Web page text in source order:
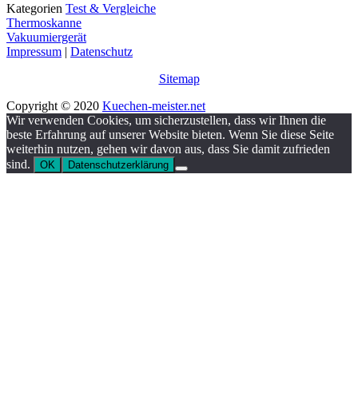
Kategorien Test & Vergleiche
Thermoskanne
Vakuumiergerät
Impressum | Datenschutz
Sitemap
Copyright © 2020 Kuechen-meister.net
Wir verwenden Cookies, um sicherzustellen, dass wir Ihnen die
beste Erfahrung auf unserer Website bieten. Wenn Sie diese Seite
weiterhin nutzen, gehen wir davon aus, dass Sie damit zufrieden
sind.
OK Datenschutzerklärung